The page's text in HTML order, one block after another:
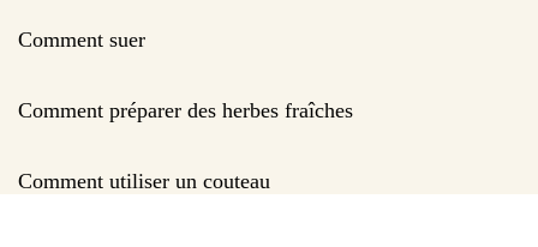
Comment suer
Comment préparer des herbes fraîches
Comment utiliser un couteau